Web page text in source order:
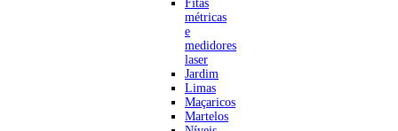
Fitas
métricas
e
medidores
laser
Jardim
Limas
Maçaricos
Martelos